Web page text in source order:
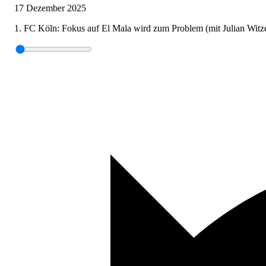
17 Dezember 2025
1. FC Köln: Fokus auf El Mala wird zum Problem (mit Julian